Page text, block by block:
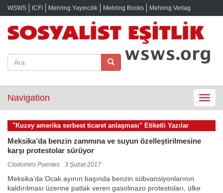
WSWS ICFI Mehring Yayıncılık Mehring Books Mehring Verlag
Toggle
Navigation
"Kuzey amerika serbest ticaret anlaşması" Etiketli Yazılar
Meksika’da benzin zammına ve suyun özelleştirilmesine
karşı protestolar sürüyor
Clodomiro Puentes 3 Şubat 2017
Meksika’da Ocak ayının başında benzin sübvansiyonlarının
kaldırılması üzerine patlak veren gasolinazo protestoları, ülke